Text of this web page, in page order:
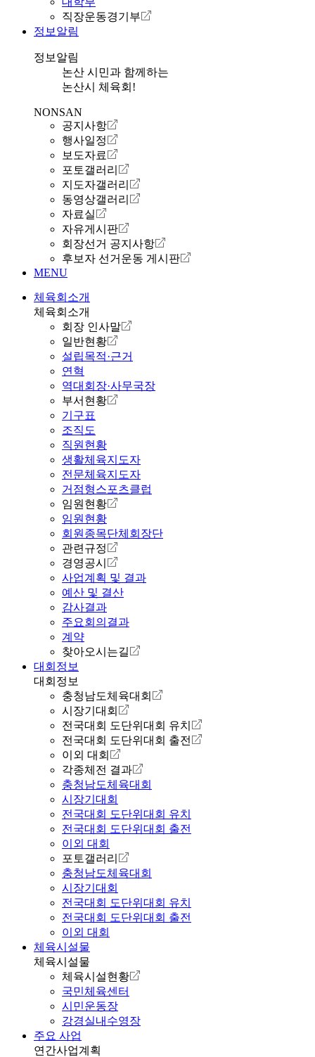
직장운동경기부
정보알림
정보알림
논산 시민과 함께하는
논산시 체육회!
NONSAN
공지사항
행사일정
보도자료
포토갤러리
지도자갤러리
동영상갤러리
자료실
자유게시판
회장선거 공지사항
후보자 선거운동 게시판
MENU
체육회소개
체육회소개
회장 인사말
일반현황
설립목적·근거
연혁
역대회장·사무국장
부서현황
기구표
조직도
직원현황
생활체육지도자
전문체육지도자
거점형스포츠클럽
임원현황
임원현황
회원종목단체회장단
관련규정
경영공시
사업계획 및 결과
예산 및 결산
감사결과
주요회의결과
계약
찾아오시는길
대회정보
대회정보
충청남도체육대회
시장기대회
전국대회 도단위대회 유치
전국대회 도단위대회 출전
이외 대회
각종체전 결과
충청남도체육대회
시장기대회
전국대회 도단위대회 유치
전국대회 도단위대회 출전
이외 대회
포토갤러리
충청남도체육대회
시장기대회
전국대회 도단위대회 유치
전국대회 도단위대회 출전
이외 대회
체육시설물
체육시설물
체육시설현황
국민체육센터
시민운동장
강경실내수영장
주요 사업
연간사업계획